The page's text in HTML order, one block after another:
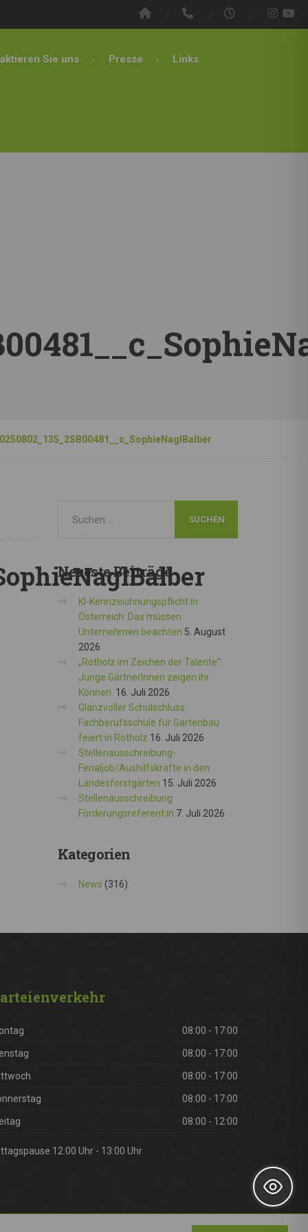
Sie uns Presse Links
NeuesteBeiträge
KI-Kennzeichnungspflicht in
Österreich: Das müssen
Unternehmen beachten 5. August
2026
„Rotholz im Zeichen der Talente“:
Junge GärtnerInnen zeigen ihr
Können. 16. Juli 2026
Glanzvoller Schulschluss:
Fachberufsschule für Gartenbau
feiert in Rotholz 16. Juli 2026
Stellenausschreibung-
Ferialjob/Aushilfskräfte in den
Landesforstgärten 15. Juli 2026
Stellenausschreibung
Förderungsreferent:in 7. Juli 2026
Kategorien
News (316)
08:00 - 17:00
08:00 - 17:00
08:00 - 17:00
08:00 - 17:00
08:00 - 12:00
12:00 Uhr - 13:00 Uhr